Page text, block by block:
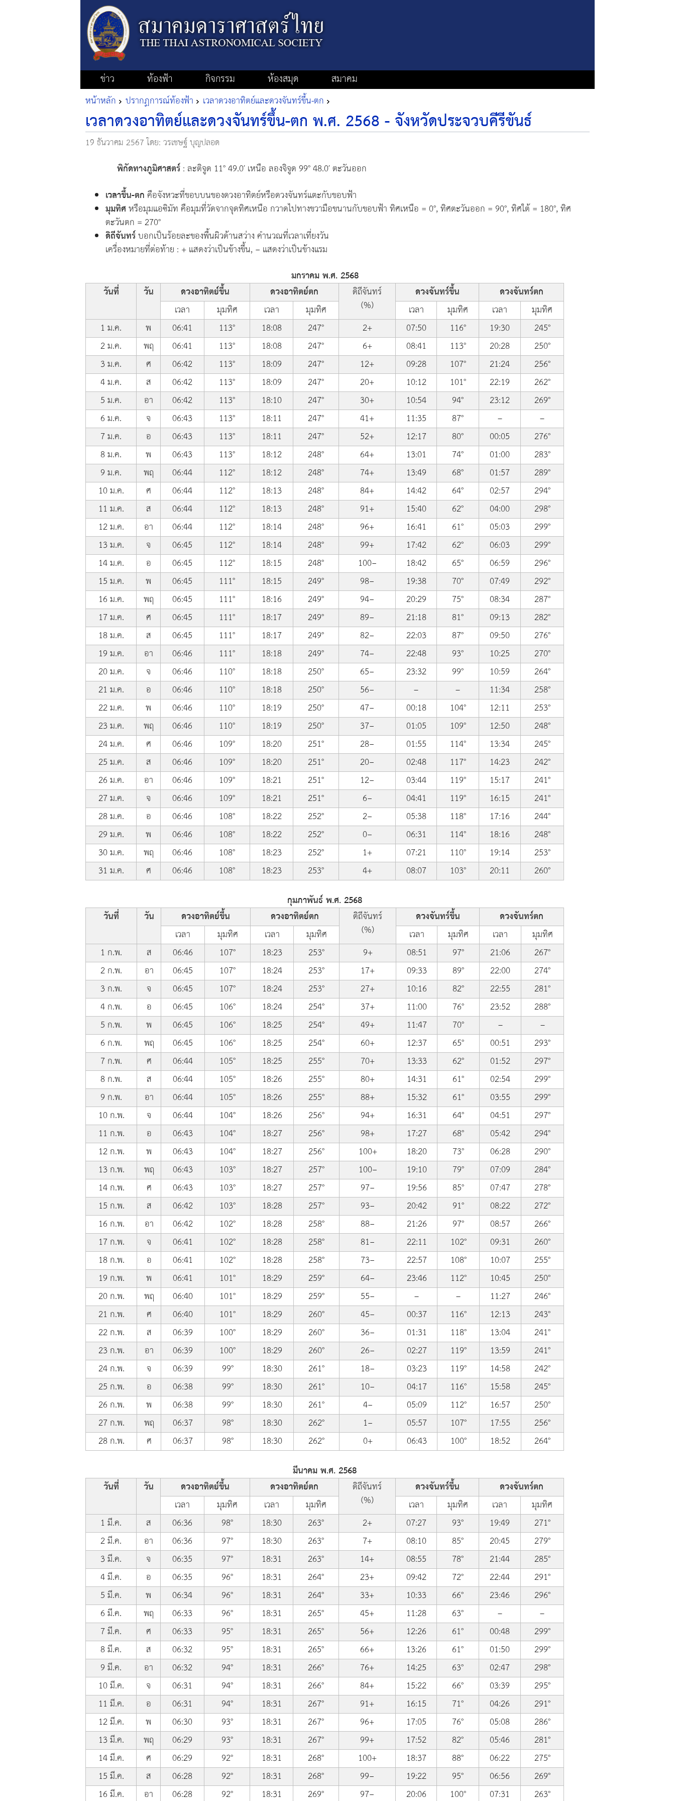
ข่าว ท้องฟ้า กิจกรรม ห้องสมุด สมาคม
หน้าหลัก ปรากฏการณ์ท้องฟ้า เวลาดวงอาทิตย์และดวงจันทร์ขึ้น-ตก
เวลาดวงอาทิตย์และดวงจันทร์ขึ้น-ตก พ.ศ. 2568 - จังหวัดประจวบคีรีขันธ์
19 ธันวาคม 2567โดย: วรเชษฐ์ บุญปลอด
พิกัดทางภูมิศาสตร์: ละติจูด 11° 49.0′ เหนือ ลองจิจูด 99° 48.0′ ตะวันออก
เวลาขึ้น-ตกคือจังหวะที่ขอบบนของดวงอาทิตย์หรือดวงจันทร์แตะกับขอบฟ้า
มุมทิศหรือมุมแอซิมัท คือมุมที่วัดจากจุดทิศเหนือ กวาดไปทางขวามือขนานกับขอบฟ้า ทิศเหนือ = 0°, ทิศตะวันออก = 90°, ทิศใต้ = 180°, ทิศ
ตะวันตก = 270°
ดิถีจันทร์บอกเป็นร้อยละของพื้นผิวด้านสว่าง คำนวณที่เวลาเที่ยงวัน
เครื่องหมายที่ต่อท้าย : + แสดงว่าเป็นข้างขึ้น, − แสดงว่าเป็นข้างแรม
มกราคม พ.ศ. 2568
วันที่
วัน ดวงอาทิตย์ขึ้น ดวงอาทิตย์ตก ดิถีจันทร์
(%)
ดวงจันทร์ขึ้น
ดวงจันทร์ตก
เวลา
มุมทิศ เวลา มุมทิศ เวลา มุมทิศ เวลา
มุมทิศ
1 ม.ค.
พ 06:41 113° 18:08 247° 2+ 07:50 116° 19:30
245°
2 ม.ค.
พฤ 06:41 113° 18:08 247° 6+ 08:41 113° 20:28
250°
3 ม.ค.
ศ 06:42 113° 18:09 247° 12+ 09:28 107° 21:24
256°
4 ม.ค.
ส 06:42 113° 18:09 247° 20+ 10:12 101° 22:19
262°
5 ม.ค.
อา 06:42 113° 18:10 247° 30+ 10:54 94° 23:12
269°
6 ม.ค.
จ 06:43 113° 18:11 247° 41+ 11:35 87° –
–
7 ม.ค.
อ 06:43 113° 18:11 247° 52+ 12:17 80° 00:05
276°
8 ม.ค.
พ 06:43 113° 18:12 248° 64+ 13:01 74° 01:00
283°
9 ม.ค.
พฤ 06:44 112° 18:12 248° 74+ 13:49 68° 01:57
289°
10 ม.ค.
ศ 06:44 112° 18:13 248° 84+ 14:42 64° 02:57
294°
11 ม.ค.
ส 06:44 112° 18:13 248° 91+ 15:40 62° 04:00
298°
12 ม.ค.
อา 06:44 112° 18:14 248° 96+ 16:41 61° 05:03
299°
13 ม.ค.
จ 06:45 112° 18:14 248° 99+ 17:42 62° 06:03
299°
14 ม.ค.
อ 06:45 112° 18:15 248° 100− 18:42 65° 06:59
296°
15 ม.ค.
พ 06:45 111° 18:15 249° 98− 19:38 70° 07:49
292°
16 ม.ค.
พฤ 06:45 111° 18:16 249° 94− 20:29 75° 08:34
287°
17 ม.ค.
ศ 06:45 111° 18:17 249° 89− 21:18 81° 09:13
282°
18 ม.ค.
ส 06:45 111° 18:17 249° 82− 22:03 87° 09:50
276°
19 ม.ค.
อา 06:46 111° 18:18 249° 74− 22:48 93° 10:25
270°
20 ม.ค.
จ 06:46 110° 18:18 250° 65− 23:32 99° 10:59
264°
21 ม.ค.
อ 06:46 110° 18:18 250° 56− – – 11:34
258°
22 ม.ค.
พ 06:46 110° 18:19 250° 47− 00:18 104° 12:11
253°
23 ม.ค.
พฤ 06:46 110° 18:19 250° 37− 01:05 109° 12:50
248°
24 ม.ค.
ศ 06:46 109° 18:20 251° 28− 01:55 114° 13:34
245°
25 ม.ค.
ส 06:46 109° 18:20 251° 20− 02:48 117° 14:23
242°
26 ม.ค.
อา 06:46 109° 18:21 251° 12− 03:44 119° 15:17
241°
27 ม.ค.
จ 06:46 109° 18:21 251° 6− 04:41 119° 16:15
241°
28 ม.ค.
อ 06:46 108° 18:22 252° 2− 05:38 118° 17:16
244°
29 ม.ค.
พ 06:46 108° 18:22 252° 0− 06:31 114° 18:16
248°
30 ม.ค.
พฤ 06:46 108° 18:23 252° 1+ 07:21 110° 19:14
253°
31 ม.ค.
ศ 06:46 108° 18:23 253° 4+ 08:07 103° 20:11
260°
กุมภาพันธ์ พ.ศ. 2568
วันที่
วัน ดวงอาทิตย์ขึ้น ดวงอาทิตย์ตก ดิถีจันทร์
(%)
ดวงจันทร์ขึ้น
ดวงจันทร์ตก
เวลา
มุมทิศ เวลา มุมทิศ เวลา มุมทิศ เวลา
มุมทิศ
1 ก.พ.
ส 06:46 107° 18:23 253° 9+ 08:51 97° 21:06
267°
2 ก.พ.
อา 06:45 107° 18:24 253° 17+ 09:33 89° 22:00
274°
3 ก.พ.
จ 06:45 107° 18:24 253° 27+ 10:16 82° 22:55
281°
4 ก.พ.
อ 06:45 106° 18:24 254° 37+ 11:00 76° 23:52
288°
5 ก.พ.
พ 06:45 106° 18:25 254° 49+ 11:47 70° –
–
6 ก.พ.
พฤ 06:45 106° 18:25 254° 60+ 12:37 65° 00:51
293°
7 ก.พ.
ศ 06:44 105° 18:25 255° 70+ 13:33 62° 01:52
297°
8 ก.พ.
ส 06:44 105° 18:26 255° 80+ 14:31 61° 02:54
299°
9 ก.พ.
อา 06:44 105° 18:26 255° 88+ 15:32 61° 03:55
299°
10 ก.พ.
จ 06:44 104° 18:26 256° 94+ 16:31 64° 04:51
297°
11 ก.พ.
อ 06:43 104° 18:27 256° 98+ 17:27 68° 05:42
294°
12 ก.พ.
พ 06:43 104° 18:27 256° 100+ 18:20 73° 06:28
290°
13 ก.พ.
พฤ 06:43 103° 18:27 257° 100− 19:10 79° 07:09
284°
14 ก.พ.
ศ 06:43 103° 18:27 257° 97− 19:56 85° 07:47
278°
15 ก.พ.
ส 06:42 103° 18:28 257° 93− 20:42 91° 08:22
272°
16 ก.พ.
อา 06:42 102° 18:28 258° 88− 21:26 97° 08:57
266°
17 ก.พ.
จ 06:41 102° 18:28 258° 81− 22:11 102° 09:31
260°
18 ก.พ.
อ 06:41 102° 18:28 258° 73− 22:57 108° 10:07
255°
19 ก.พ.
พ 06:41 101° 18:29 259° 64− 23:46 112° 10:45
250°
20 ก.พ.
พฤ 06:40 101° 18:29 259° 55− – – 11:27
246°
21 ก.พ.
ศ 06:40 101° 18:29 260° 45− 00:37 116° 12:13
243°
22 ก.พ.
ส 06:39 100° 18:29 260° 36− 01:31 118° 13:04
241°
23 ก.พ.
อา 06:39 100° 18:29 260° 26− 02:27 119° 13:59
241°
24 ก.พ.
จ 06:39 99° 18:30 261° 18− 03:23 119° 14:58
242°
25 ก.พ.
อ 06:38 99° 18:30 261° 10− 04:17 116° 15:58
245°
26 ก.พ.
พ 06:38 99° 18:30 261° 4− 05:09 112° 16:57
250°
27 ก.พ.
พฤ 06:37 98° 18:30 262° 1− 05:57 107° 17:55
256°
28 ก.พ.
ศ 06:37 98° 18:30 262° 0+ 06:43 100° 18:52
264°
มีนาคม พ.ศ. 2568
วันที่
วัน ดวงอาทิตย์ขึ้น ดวงอาทิตย์ตก ดิถีจันทร์
(%)
ดวงจันทร์ขึ้น
ดวงจันทร์ตก
เวลา
มุมทิศ เวลา มุมทิศ เวลา มุมทิศ เวลา
มุมทิศ
1 มี.ค.
ส 06:36 98° 18:30 263° 2+ 07:27 93° 19:49
271°
2 มี.ค.
อา 06:36 97° 18:30 263° 7+ 08:10 85° 20:45
279°
3 มี.ค.
จ 06:35 97° 18:31 263° 14+ 08:55 78° 21:44
285°
4 มี.ค.
อ 06:35 96° 18:31 264° 23+ 09:42 72° 22:44
291°
5 มี.ค.
พ 06:34 96° 18:31 264° 33+ 10:33 66° 23:46
296°
6 มี.ค.
พฤ 06:33 96° 18:31 265° 45+ 11:28 63° –
–
7 มี.ค.
ศ 06:33 95° 18:31 265° 56+ 12:26 61° 00:48
299°
8 มี.ค.
ส 06:32 95° 18:31 265° 66+ 13:26 61° 01:50
299°
9 มี.ค.
อา 06:32 94° 18:31 266° 76+ 14:25 63° 02:47
298°
10 มี.ค.
จ 06:31 94° 18:31 266° 84+ 15:22 66° 03:39
295°
11 มี.ค.
อ 06:31 94° 18:31 267° 91+ 16:15 71° 04:26
291°
12 มี.ค.
พ 06:30 93° 18:31 267° 96+ 17:05 76° 05:08
286°
13 มี.ค.
พฤ 06:29 93° 18:31 267° 99+ 17:52 82° 05:46
281°
14 มี.ค.
ศ 06:29 92° 18:31 268° 100+ 18:37 88° 06:22
275°
15 มี.ค.
ส 06:28 92° 18:31 268° 99− 19:22 95° 06:56
269°
16 มี.ค.
อา 06:28 92° 18:31 269° 97− 20:06 100° 07:31 263°